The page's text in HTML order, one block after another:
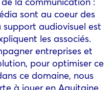
sont au coeur des
audiovisuel est
les associés.
entreprises et
pour optimiser ce
ce domaine, nous
à jouer en Aquitaine